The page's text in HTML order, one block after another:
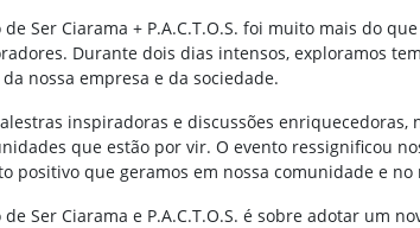
de Ser Ciarama + P.A.C.T.O.S. foi muito mais do
Durante dois dias intensos, exploramos
nossa empresa e da sociedade.
inspiradoras e discussões
que estão por vir. O evento ressignificou
positivo que geramos em nossa comunidade e no
de Ser Ciarama e P.A.C.T.O.S. é sobre adotar um